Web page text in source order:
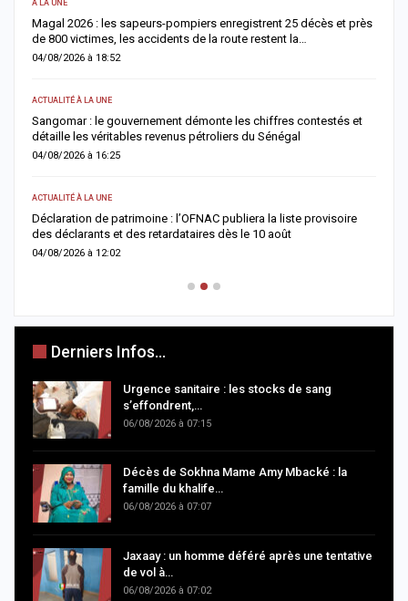
A LA UNE
Magal 2026 : les sapeurs-pompiers enregistrent 25 décès et près
de 800 victimes, les accidents de la route restent la…
04/08/2026 à 18:52
ACTUALITÉ À LA UNE
Sangomar : le gouvernement démonte les chiffres contestés et
détaille les véritables revenus pétroliers du Sénégal
04/08/2026 à 16:25
ACTUALITÉ À LA UNE
Déclaration de patrimoine : l’OFNAC publiera la liste provisoire
des déclarants et des retardataires dès le 10 août
04/08/2026 à 12:02
Derniers Infos...
Urgence sanitaire : les stocks de sang
s’effondrent,…
06/08/2026 à 07:15
Décès de Sokhna Mame Amy Mbacké : la
famille du khalife…
06/08/2026 à 07:07
Jaxaay : un homme déféré après une tentative
de vol à…
06/08/2026 à 07:02